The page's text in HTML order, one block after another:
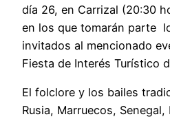
día 26, en Carrizal (20:30
en los que tomarán parte
invitados al mencionado
Fiesta de Interés Turístico
El folclore y los bailes
Rusia, Marruecos,